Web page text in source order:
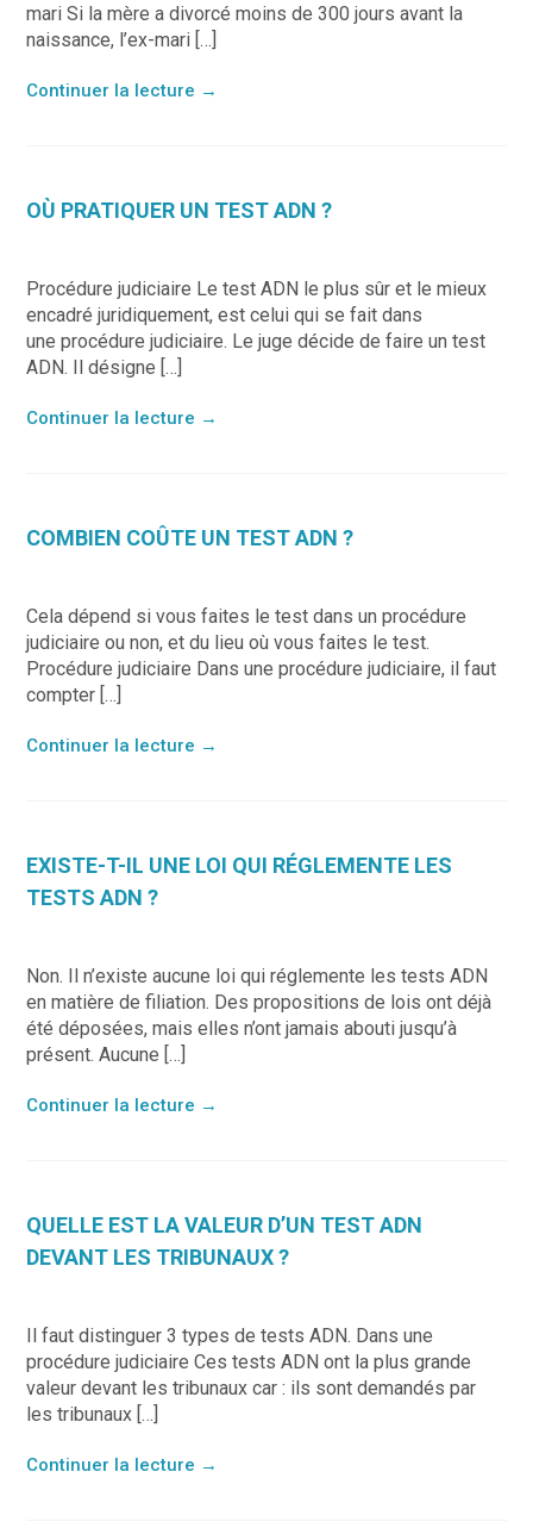
mari Si la mère a divorcé moins de 300 jours avant la
naissance, l’ex-mari […]
Continuer la lecture →
OÙ PRATIQUER UN TEST ADN ?
Procédure judiciaire Le test ADN le plus sûr et le mieux
encadré juridiquement, est celui qui se fait dans
une procédure judiciaire. Le juge décide de faire un test
ADN. Il désigne […]
Continuer la lecture →
COMBIEN COÛTE UN TEST ADN ?
Cela dépend si vous faites le test dans un procédure
judiciaire ou non, et du lieu où vous faites le test.
Procédure judiciaire Dans une procédure judiciaire, il faut
compter […]
Continuer la lecture →
EXISTE-T-IL UNE LOI QUI RÉGLEMENTE LES
TESTS ADN ?
Non. Il n’existe aucune loi qui réglemente les tests ADN
en matière de filiation. Des propositions de lois ont déjà
été déposées, mais elles n’ont jamais abouti jusqu’à
présent. Aucune […]
Continuer la lecture →
QUELLE EST LA VALEUR D’UN TEST ADN
DEVANT LES TRIBUNAUX ?
Il faut distinguer 3 types de tests ADN. Dans une
procédure judiciaire Ces tests ADN ont la plus grande
valeur devant les tribunaux car : ils sont demandés par
les tribunaux […]
Continuer la lecture →